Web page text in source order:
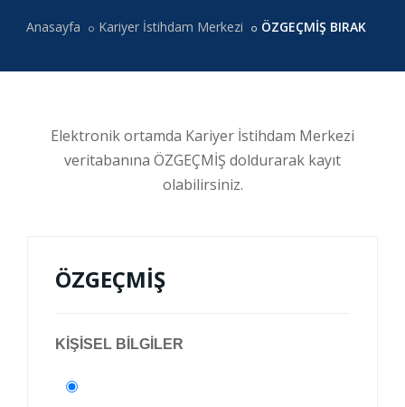
Anasayfa Kariyer İstihdam Merkezi ÖZGEÇMİŞ BIRAK
Elektronik ortamda Kariyer İstihdam Merkezi
veritabanına ÖZGEÇMİŞ doldurarak kayıt
olabilirsiniz.
ÖZGEÇMİŞ
KİŞİSEL BİLGİLER